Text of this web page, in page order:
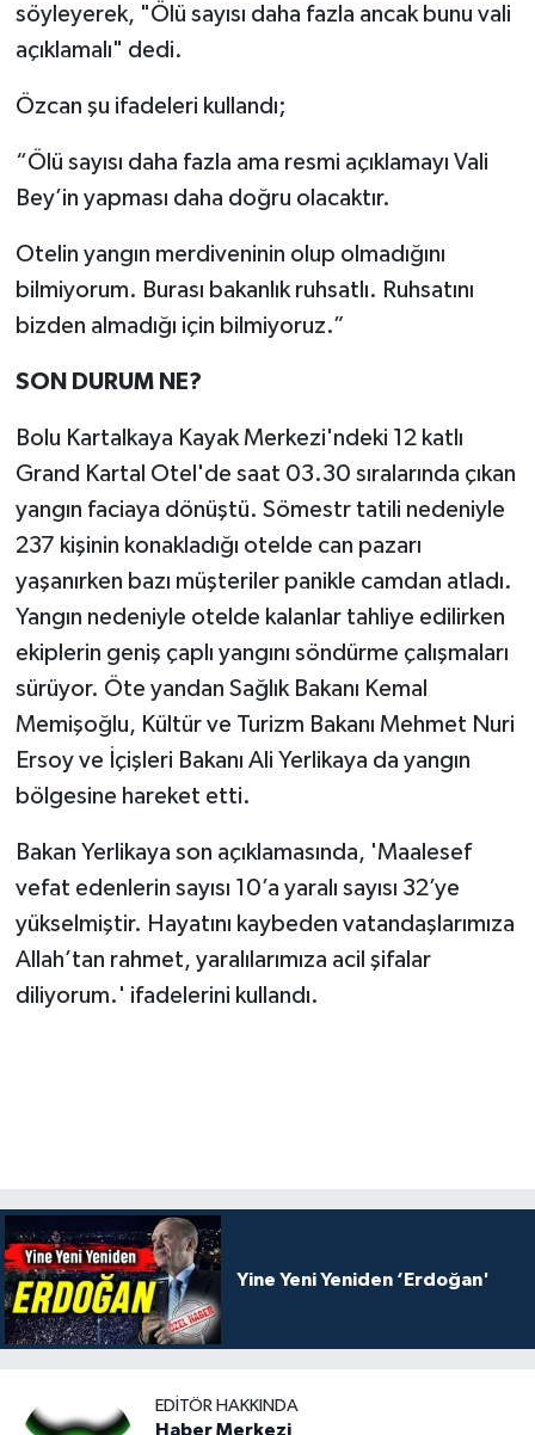
söyleyerek, "Ölü sayısı daha fazla ancak bunu vali
açıklamalı" dedi.
Özcan şu ifadeleri kullandı;
“Ölü sayısı daha fazla ama resmi açıklamayı Vali
Bey’in yapması daha doğru olacaktır.
Otelin yangın merdiveninin olup olmadığını
bilmiyorum. Burası bakanlık ruhsatlı. Ruhsatını
bizden almadığı için bilmiyoruz.”
SON DURUM NE?
Bolu Kartalkaya Kayak Merkezi'ndeki 12 katlı
Grand Kartal Otel'de saat 03.30 sıralarında çıkan
yangın faciaya dönüştü. Sömestr tatili nedeniyle
237 kişinin konakladığı otelde can pazarı
yaşanırken bazı müşteriler panikle camdan atladı.
Yangın nedeniyle otelde kalanlar tahliye edilirken
ekiplerin geniş çaplı yangını söndürme çalışmaları
sürüyor. Öte yandan Sağlık Bakanı Kemal
Memişoğlu, Kültür ve Turizm Bakanı Mehmet Nuri
Ersoy ve İçişleri Bakanı Ali Yerlikaya da yangın
bölgesine hareket etti.
Bakan Yerlikaya son açıklamasında, 'Maalesef
vefat edenlerin sayısı 10’a yaralı sayısı 32’ye
yükselmiştir. Hayatını kaybeden vatandaşlarımıza
Allah’tan rahmet, yaralılarımıza acil şifalar
diliyorum.' ifadelerini kullandı.
Yine Yeni Yeniden ‘Erdoğan'
EDITÖR HAKKINDA
Haber Merkezi